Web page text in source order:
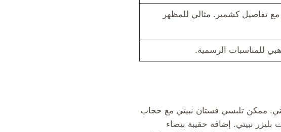
تفاصيل كشمير. مثالي للمظهر
للمناسبات الرسمية.
ممكن تلبسي فستان نبيتي مع حجاب
نبيتي. إضافة حقيبة بيضاء